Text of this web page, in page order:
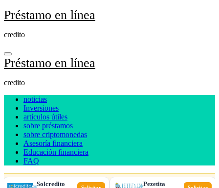
Ir
al
Préstamo en línea
credito
Préstamo en línea
credito
noticias
Inversiones
artículos útiles
sobre préstamos
sobre criptomonedas
Asesoría financiera
Educación financiera
FAQ
Solcredito Pezetita